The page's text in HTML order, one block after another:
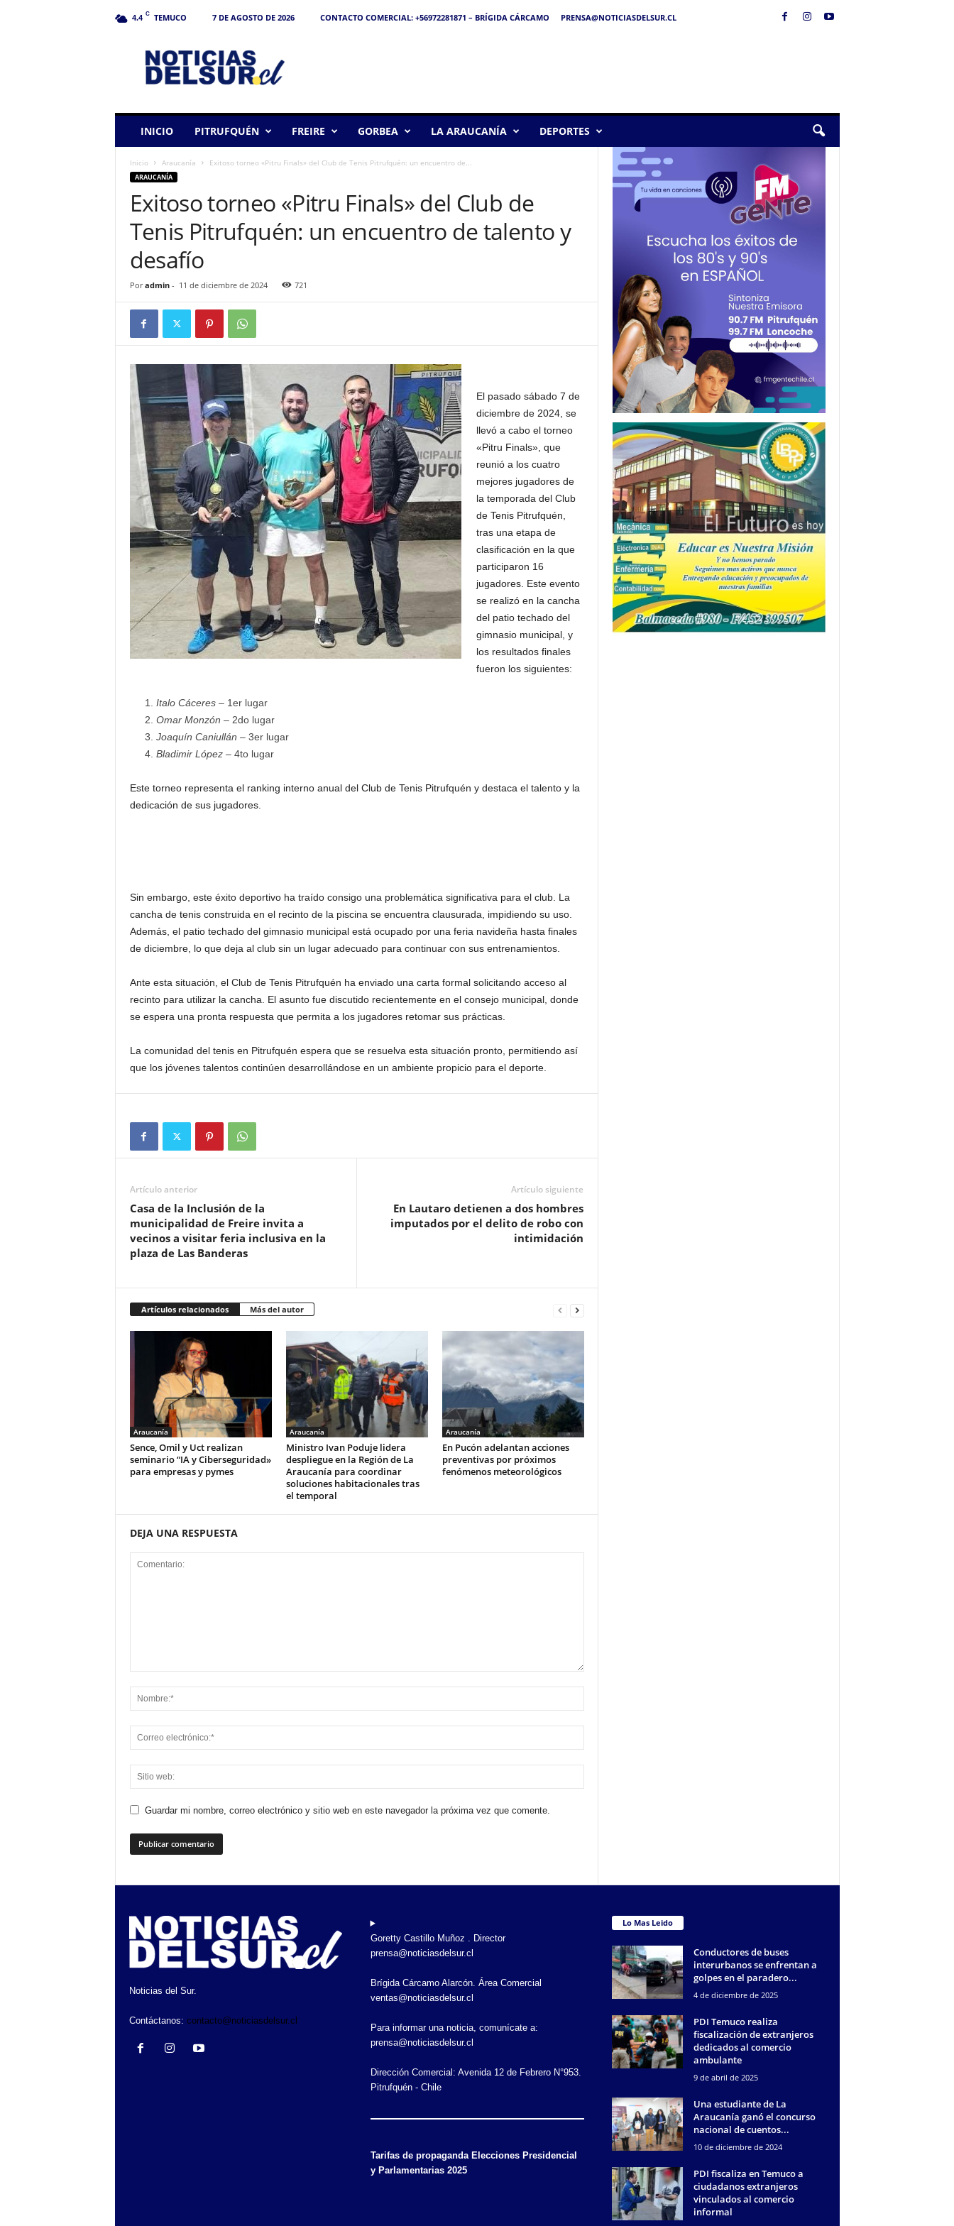
4.4 C TEMUCO 7 DE AGOSTO DE 2026 CONTACTO COMERCIAL: +56972281871 – BRÍGIDA CÁRCAMO
PRENSA@NOTICIASDELSUR.CL
INICIO PITRUFQUÉN FREIRE GORBEA LA ARAUCANÍA DEPORTES
Inicio Araucanía Exitoso torneo «Pitru Finals» del Club de Tenis Pitrufquén: un encuentro de...
ARAUCANÍA
Exitoso torneo «Pitru Finals» del Club de
Tenis Pitrufquén: un encuentro de talento y
desafío
Por admin- 11 de diciembre de 2024 721
El pasado sábado 7 de
diciembre de 2024, se
llevó a cabo el torneo
«Pitru Finals», que
reunió a los cuatro
mejores jugadores de
la temporada del Club
de Tenis Pitrufquén,
tras una etapa de
clasificación en la que
participaron 16
jugadores. Este evento
se realizó en la cancha
del patio techado del
gimnasio municipal, y
los resultados finales
fueron los siguientes:
Italo Cáceres– 1er lugar
Omar Monzón – 2do lugar
Joaquín Caniullán – 3er lugar
Bladimir López– 4to lugar
Este torneo representa el ranking interno anual del Club de Tenis Pitrufquén y destaca el talento y la
dedicación de sus jugadores.
Sin embargo, este éxito deportivo ha traído consigo una problemática significativa para el club. La
cancha de tenis construida en el recinto de la piscina se encuentra clausurada, impidiendo su uso.
Además, el patio techado del gimnasio municipal está ocupado por una feria navideña hasta finales
de diciembre, lo que deja al club sin un lugar adecuado para continuar con sus entrenamientos.
Ante esta situación, el Club de Tenis Pitrufquén ha enviado una carta formal solicitando acceso al
recinto para utilizar la cancha. El asunto fue discutido recientemente en el consejo municipal, donde
se espera una pronta respuesta que permita a los jugadores retomar sus prácticas.
La comunidad del tenis en Pitrufquén espera que se resuelva esta situación pronto, permitiendo así
que los jóvenes talentos continúen desarrollándose en un ambiente propicio para el deporte.
Artículo anterior
Casa de la Inclusión de la
municipalidad de Freire invita a
vecinos a visitar feria inclusiva en la
plaza de Las Banderas
Artículo siguiente
En Lautaro detienen a dos hombres
imputados por el delito de robo con
intimidación
Artículos relacionados Más del autor
Araucanía
Sence, Omil y Uct realizan
seminario “IA y Ciberseguridad»
para empresas y pymes
Araucanía
Ministro Ivan Poduje lidera
despliegue en la Región de La
Araucanía para coordinar
soluciones habitacionales tras
el temporal
Araucanía
En Pucón adelantan acciones
preventivas por próximos
fenómenos meteorológicos
DEJA UNA RESPUESTA
Guardar mi nombre, correo electrónico y sitio web en este navegador la próxima vez que comente.
Noticias del Sur.
Contáctanos: contacto@noticiasdelsur.cl
Goretty Castillo Muñoz . Director
prensa@noticiasdelsur.cl
Brígida Cárcamo Alarcón. Área Comercial
ventas@noticiasdelsur.cl
Para informar una noticia, comunícate a:
prensa@noticiasdelsur.cl
Dirección Comercial: Avenida 12 de Febrero N°953.
Pitrufquén - Chile
Tarifas de propaganda Elecciones Presidencial
y Parlamentarias 2025
Lo Mas Leido
Conductores de buses
interurbanos se enfrentan a
golpes en el paradero...
4 de diciembre de 2025
PDI Temuco realiza
fiscalización de extranjeros
dedicados al comercio
ambulante
9 de abril de 2025
Una estudiante de La
Araucanía ganó el concurso
nacional de cuentos...
10 de diciembre de 2024
PDI fiscaliza en Temuco a
ciudadanos extranjeros
vinculados al comercio
informal